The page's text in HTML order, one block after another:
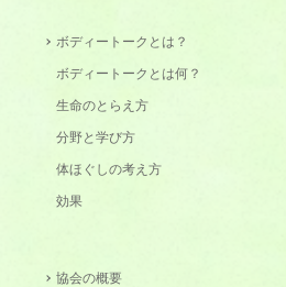
ボディートークとは？
ボディートークとは何？
生命のとらえ方
分野と学び方
体ほぐしの考え方
効果
協会の概要